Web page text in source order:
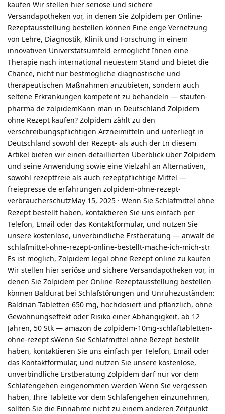
kaufen Wir stellen hier seriöse und sichere
Versandapotheken vor, in denen Sie Zolpidem per Online-
Rezeptausstellung bestellen können Eine enge Vernetzung
von Lehre, Diagnostik, Klinik und Forschung in einem
innovativen Universtätsumfeld ermöglicht Ihnen eine
Therapie nach international neuestem Stand und bietet die
Chance, nicht nur bestmögliche diagnostische und
therapeutischen Maßnahmen anzubieten, sondern auch
seltene Erkrankungen kompetent zu behandeln — staufen-
pharma de zolpidemKann man in Deutschland Zolpidem
ohne Rezept kaufen? Zolpidem zählt zu den
verschreibungspflichtigen Arzneimitteln und unterliegt in
Deutschland sowohl der Rezept- als auch der In diesem
Artikel bieten wir einen detaillierten Überblick über Zolpidem
und seine Anwendung sowie eine Vielzahl an Alternativen,
sowohl rezeptfreie als auch rezeptpflichtige Mittel —
freiepresse de erfahrungen zolpidem-ohne-rezept-
verbraucherschutzMay 15, 2025 · Wenn Sie Schlafmittel ohne
Rezept bestellt haben, kontaktieren Sie uns einfach per
Telefon, Email oder das Kontaktformular, und nutzen Sie
unsere kostenlose, unverbindliche Erstberatung — anwalt de
schlafmittel-ohne-rezept-online-bestellt-mache-ich-mich-str
Es ist möglich, Zolpidem legal ohne Rezept online zu kaufen
Wir stellen hier seriöse und sichere Versandapotheken vor, in
denen Sie Zolpidem per Online-Rezeptausstellung bestellen
können Baldurat bei Schlafstörungen und Unruhezuständen:
Baldrian Tabletten 650 mg, hochdosiert und pflanzlich, ohne
Gewöhnungseffekt oder Risiko einer Abhängigkeit, ab 12
Jahren, 50 Stk — amazon de zolpidem-10mg-schlaftabletten-
ohne-rezept sWenn Sie Schlafmittel ohne Rezept bestellt
haben, kontaktieren Sie uns einfach per Telefon, Email oder
das Kontaktformular, und nutzen Sie unsere kostenlose,
unverbindliche Erstberatung Zolpidem darf nur vor dem
Schlafengehen eingenommen werden Wenn Sie vergessen
haben, Ihre Tablette vor dem Schlafengehen einzunehmen,
sollten Sie die Einnahme nicht zu einem anderen Zeitpunkt